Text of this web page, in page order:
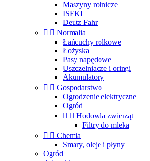
Maszyny rolnicze
ISEKI
Deutz Fahr
  Normalia
Łańcuchy rolkowe
Łożyska
Pasy napędowe
Uszczelniacze i oringi
Akumulatory
  Gospodarstwo
Ogrodzenie elektryczne
Ogród
  Hodowla zwierząt
Filtry do mleka
  Chemia
Smary, oleje i płyny
Ogród